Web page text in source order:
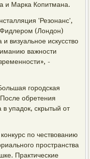
и Марка Копитмана.
'Резонанс',
(Лондон)
визуальное искусство
важности
-
городская
обретения
в упадок, скрытый от
по чествованию
пространства
Практические